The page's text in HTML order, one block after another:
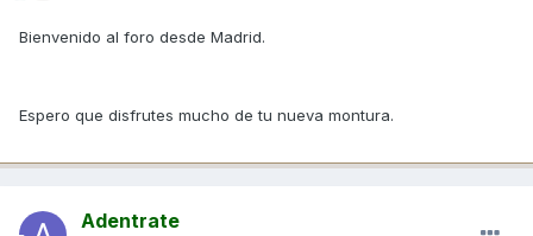
Bienvenido al foro desde Madrid.
Espero que disfrutes mucho de tu nueva montura.
Adentrate